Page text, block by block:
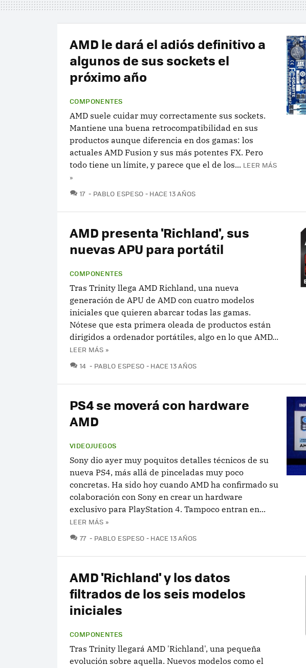
AMD le dará el adiós definitivo a
algunos de sus sockets el
próximo año
COMPONENTES
AMD suele cuidar muy correctamente sus sockets.
Mantiene una buena retrocompatibilidad en sus
productos aunque diferencia en dos gamas: los
actuales AMD Fusion y sus más potentes FX. Pero
todo tiene un límite, y parece que el de los... LEER MÁS
»
17 COMENTARIOS
PABLO ESPESO HACE 13 AÑOS
AMD presenta 'Richland', sus
nuevas APU para portátil
COMPONENTES
Tras Trinity llega AMD Richland, una nueva
generación de APU de AMD con cuatro modelos
iniciales que quieren abarcar todas las gamas.
Nótese que esta primera oleada de productos están
dirigidos a ordenador portátiles, algo en lo que AMD...
LEER MÁS »
14 COMENTARIOS
PABLO ESPESO HACE 13 AÑOS
PS4 se moverá con hardware
AMD
VIDEOJUEGOS
Sony dio ayer muy poquitos detalles técnicos de su
nueva PS4, más allá de pinceladas muy poco
concretas. Ha sido hoy cuando AMD ha confirmado su
colaboración con Sony en crear un hardware
exclusivo para PlayStation 4. Tampoco entran en...
LEER MÁS »
77 COMENTARIOS
PABLO ESPESO HACE 13 AÑOS
AMD 'Richland' y los datos
filtrados de los seis modelos
iniciales
COMPONENTES
Tras Trinity llegará AMD 'Richland', una pequeña
evolución sobre aquella. Nuevos modelos como el